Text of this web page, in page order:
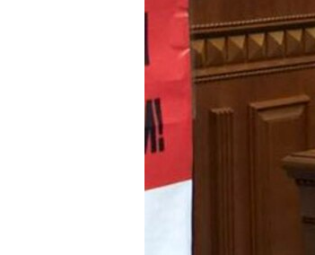
УКРАИНСКАЯ ПРОБЛЕМА КРЫМА